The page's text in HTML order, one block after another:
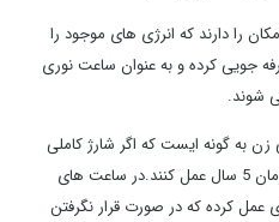
را دارند که انرژی های موجود را
جویی کرده و به عنوان ساعت نوری
شوند.
به گونه ایست که اگر شارژ کاملی
داشته باشند می توانند به مدت زمان 5 سال عمل کنند.در ساعت های
عمل کرده که در صورت قرار نگرفتن